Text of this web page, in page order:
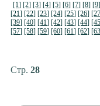
[1] [2] [3] [4] [5] [6] [7] [8] [9]
[21] [22] [23] [24] [25] [26]
[39] [40] [41] [42] [43] [44]
[57] [58] [59] [60] [61] [62]
Стр. 28